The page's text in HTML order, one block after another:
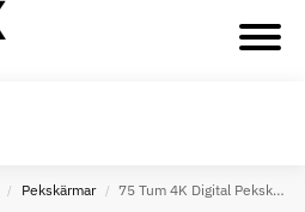
/ Pekskärmar / 75 Tum 4K Digital Pekskärm – Android 14 – Tillverkad i Sverige